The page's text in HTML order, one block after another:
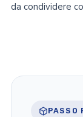
da condividere
PASSO